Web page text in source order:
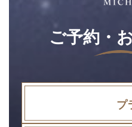
ご予約・
プ